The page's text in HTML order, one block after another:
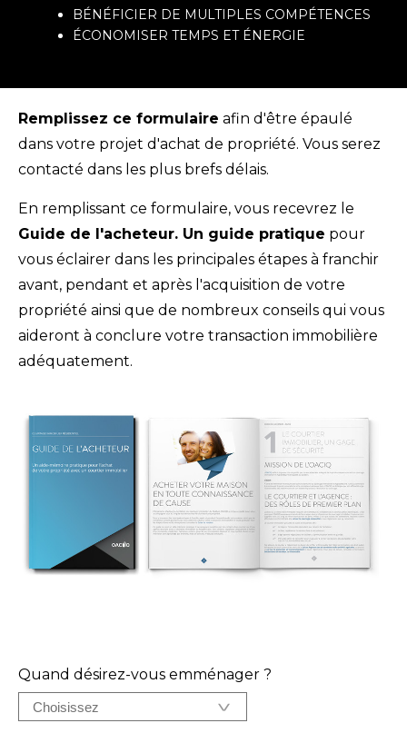
BÉNÉFICIER DE MULTIPLES COMPÉTENCES
ÉCONOMISER TEMPS ET ÉNERGIE
Remplissez ce formulaire afin d'être épaulé
dans votre projet d'achat de propriété. Vous serez
contacté dans les plus brefs délais.
En remplissant ce formulaire, vous recevrez le
Guide de l'acheteur. Un guide pratique pour
vous éclairer dans les principales étapes à franchir
avant, pendant et après l'acquisition de votre
propriété ainsi que de nombreux conseils qui vous
aideront à conclure votre transaction immobilière
adéquatement.
Quand désirez-vous emménager ?